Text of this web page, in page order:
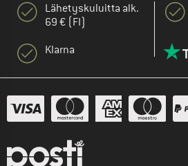
Lähetyskuluitta alk.
69 € (FI)
Klarna